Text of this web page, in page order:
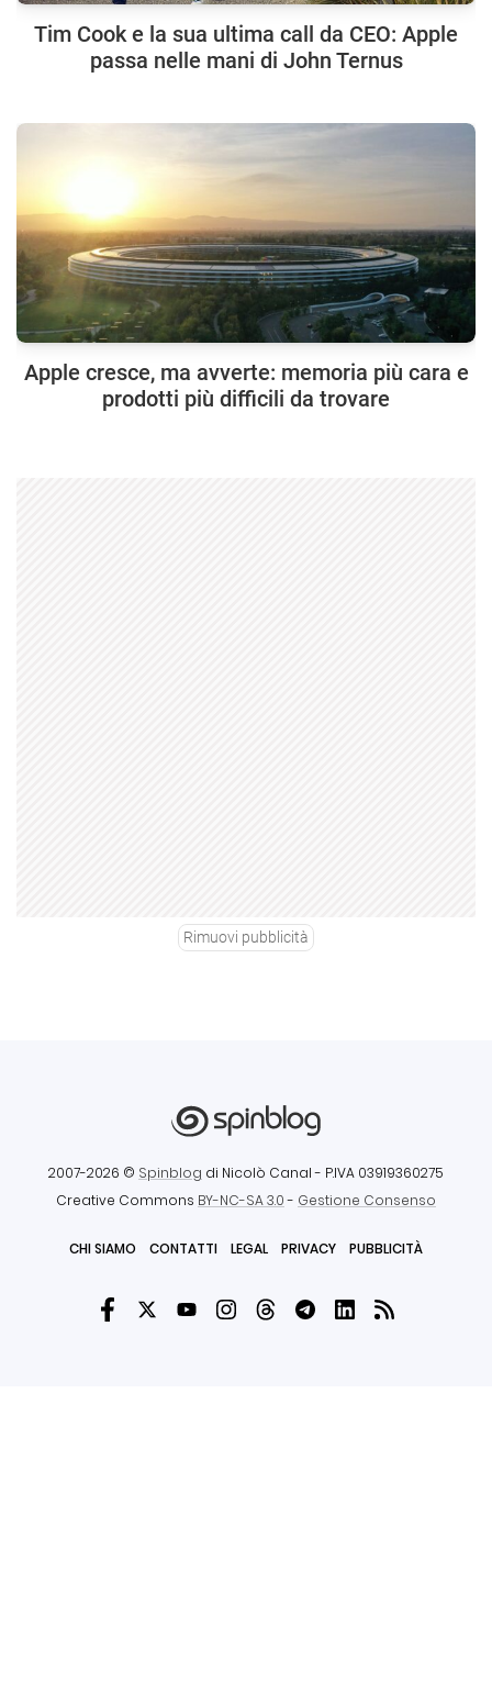
Tim Cook e la sua ultima call da CEO: Apple
passa nelle mani di John Ternus
Apple cresce, ma avverte: memoria più cara e
prodotti più difficili da trovare
Rimuovi pubblicità
2007-2026 © Spinblog di Nicolò Canal - P.IVA 03919360275
Creative Commons BY-NC-SA 3.0- Gestione Consenso
CHI SIAMO CONTATTI LEGAL PRIVACY PUBBLICITÀ